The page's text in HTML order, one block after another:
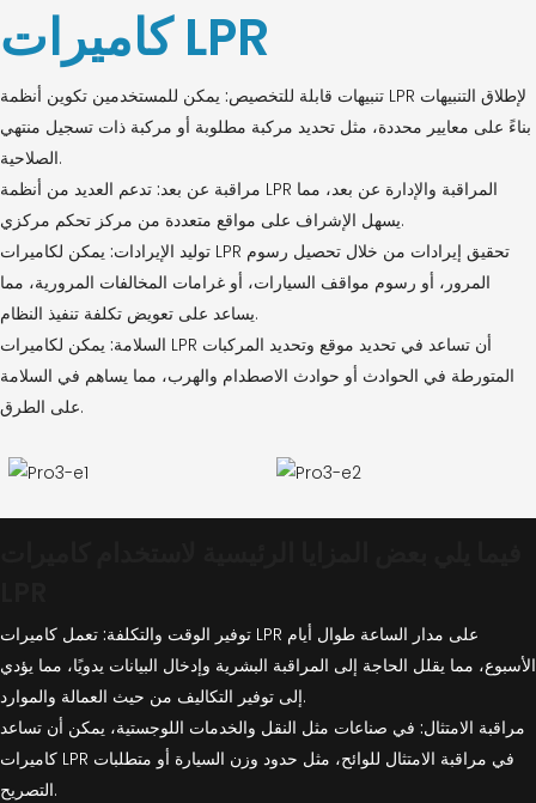
كاميرات LPR
تنبيهات قابلة للتخصيص: يمكن للمستخدمين تكوين أنظمة LPR لإطلاق التنبيهات
بناءً على معايير محددة، مثل تحديد مركبة مطلوبة أو مركبة ذات تسجيل منتهي
الصلاحية.
مراقبة عن بعد: تدعم العديد من أنظمة LPR المراقبة والإدارة عن بعد، مما
يسهل الإشراف على مواقع متعددة من مركز تحكم مركزي.
توليد الإيرادات: يمكن لكاميرات LPR تحقيق إيرادات من خلال تحصيل رسوم
المرور، أو رسوم مواقف السيارات، أو غرامات المخالفات المرورية، مما
يساعد على تعويض تكلفة تنفيذ النظام.
السلامة: يمكن لكاميرات LPR أن تساعد في تحديد موقع وتحديد المركبات
المتورطة في الحوادث أو حوادث الاصطدام والهرب، مما يساهم في السلامة
على الطرق.
توفير الوقت والتكلفة: تعمل كاميرات LPR على مدار الساعة طوال أيام
الأسبوع، مما يقلل الحاجة إلى المراقبة البشرية وإدخال البيانات يدويًا، مما يؤدي
إلى توفير التكاليف من حيث العمالة والموارد.
مراقبة الامتثال: في صناعات مثل النقل والخدمات اللوجستية، يمكن أن تساعد
كاميرات LPR في مراقبة الامتثال للوائح، مثل حدود وزن السيارة أو متطلبات
التصريح.